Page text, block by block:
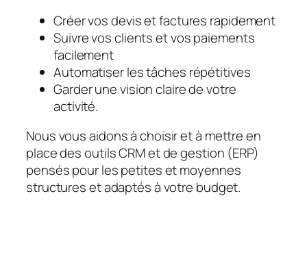
Créer vos devis et factures rapidement
Suivre vos clients et vos paiements
facilement
Automatiser les tâches répétitives
Garder une vision claire de votre
activité.
Nous vous aidons à choisir et à mettre en
place des outils CRM et de gestion (ERP)
pensés pour les petites et moyennes
structures et adaptés à votre budget.